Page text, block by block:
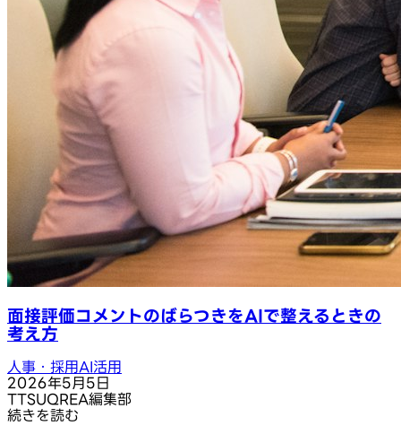
面接評価コメントのばらつきをAIで整えるときの
考え方
人事・採用AI活用
2026年5月5日
TTSUQREA編集部
続きを読む